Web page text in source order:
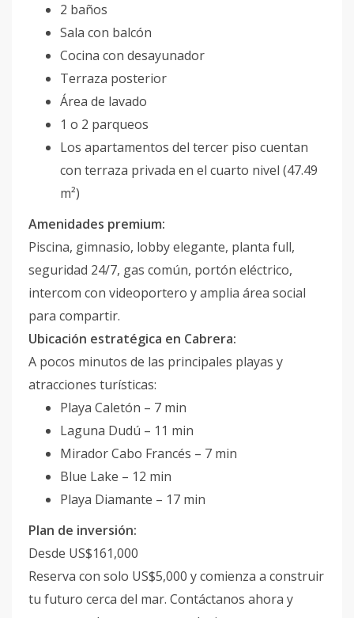
2 baños
Sala con balcón
Cocina con desayunador
Terraza posterior
Área de lavado
1 o 2 parqueos
Los apartamentos del tercer piso cuentan
con terraza privada en el cuarto nivel (47.49
m²)
Amenidades premium:
Piscina, gimnasio, lobby elegante, planta full,
seguridad 24/7, gas común, portón eléctrico,
intercom con videoportero y amplia área social
para compartir.
Ubicación estratégica en Cabrera:
A pocos minutos de las principales playas y
atracciones turísticas:
Playa Caletón – 7 min
Laguna Dudú – 11 min
Mirador Cabo Francés – 7 min
Blue Lake – 12 min
Playa Diamante – 17 min
Plan de inversión:
Desde US$161,000
Reserva con solo US$5,000 y comienza a construir
tu futuro cerca del mar. Contáctanos ahora y